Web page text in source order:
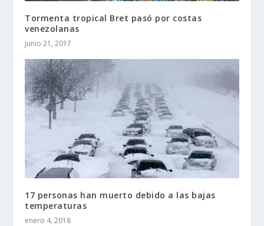
Tormenta tropical Bret pasó por costas
venezolanas
junio 21, 2017
17 personas han muerto debido a las bajas
temperaturas
enero 4, 2018